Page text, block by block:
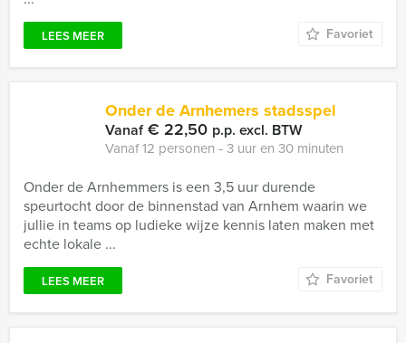
LEES MEER Favoriet
Onder de Arnhemers stadsspel
Vanaf€ 22,50 p.p. excl. BTW
Vanaf 12 personen ‐ 3 uur en 30 minuten
Onder de Arnhemmers is een 3,5 uur durende
speurtocht door de binnenstad van Arnhem waarin we
jullie in teams op ludieke wijze kennis laten maken met
echte lokale ...
LEES MEER Favoriet